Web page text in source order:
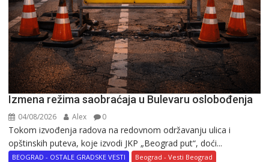
Izmena režima saobraćaja u Bulevaru oslobođenja
04/08/2026 Alex 0
Tokom izvođenja radova na redovnom održavanju ulica i
opštinskih puteva, koje izvodi JKP „Beograd put“, doći...
BEOGRAD - OSTALE GRADSKE VESTI
Beograd - Vesti Beograd